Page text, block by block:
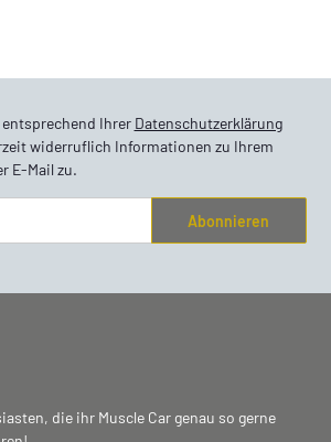
Ihrer Datenschutzerklärung
widerruflich Informationen zu Ihrem
E-Mail zu.
Abonnieren
die ihr Muscle Car genau so gerne